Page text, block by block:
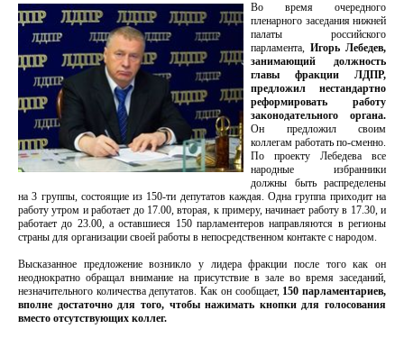
Во время очередного
пленарного заседания нижней
палаты российского
парламента, Игорь Лебедев,
занимающий должность
главы фракции ЛДПР,
предложил нестандартно
реформировать работу
законодательного органа.
Он предложил своим
коллегам работать по-сменно.
По проекту Лебедева все
народные избранники
должны быть распределены
на 3 группы, состоящие из 150-ти депутатов каждая. Одна группа приходит на
работу утром и работает до 17.00, вторая, к примеру, начинает работу в 17.30, и
работает до 23.00, а оставшиеся 150 парламентеров направляются в регионы
страны для организации своей работы в непосредственном контакте с народом.
Высказанное предложение возникло у лидера фракции после того как он
неоднократно обращал внимание на присутствие в зале во время заседаний,
незначительного количества депутатов. Как он сообщает, 150 парламентариев,
вполне достаточно для того, чтобы нажимать кнопки для голосования
вместо отсутствующих коллег.